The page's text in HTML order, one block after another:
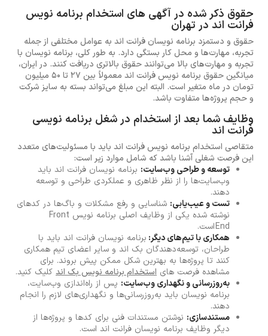
حقوق ذکر شده در آگهی های استخدام برنامه نویس
فرانت اند در تهران
حقوق و دستمزد برنامه نویسان فرانت اند به عوامل مختلفی از جمله
تجربه، مهارت‌ها و محل کار بستگی دارد. به طور کلی، برنامه نویسان با
تجربه و مهارت‌های بالا می‌توانند حقوق بالاتری دریافت کنند. در ایران،
میانگین حقوق برنامه نویس فرانت اند معمولاً بین 27 تا 50 میلیون
تومان در ماه متغیر است. البته این مبلغ می‌تواند بسته به سایز شرکت
و حجم پروژه‌ها متفاوت باشد.
وظایف شما بعد از استخدام در شغل برنامه نویسی
فرانت اند
متقاصی استخدام برنامه نویس فرانت اند باید با مسئولیت‌های متعدد
این فرصت شغلی آشنا باشد که شامل موارد زیر است:
توسعه و طراحی وب‌سایت: برنامه نویسان فرانت اند باید
وب‌سایت‌ها را از نظر ظاهری و عملکردی طراحی و توسعه
دهند.
تست و عیب‌یابی: شناسایی و رفع مشکلات و باگ‌ها در کدهای
نوشته شده یکی از وظایف اصلی برنامه نویس Front
End است.
همکاری با تیم‌های دیگر: برنامه نویسان فرانت اند باید با
طراحان، توسعه‌دهندگان بک اند و سایر اعضای تیم همکاری
کنند تا پروژه‌ها به بهترین شکل ممکن پیش بروند. برای
مشاهده فرصت های استخدام برنامه نویس بک اند کلیک کنید.
به‌روزرسانی و نگهداری وب‌سایت: پس از راه‌اندازی وب‌سایت،
برنامه نویسان باید به‌روزرسانی‌ها و نگهداری‌های لازم را انجام
دهند.
مستندسازی: نوشتن مستندات فنی برای کدها و پروژه‌ها از
دیگر وظایف برنامه نویسان فرانت اند است.